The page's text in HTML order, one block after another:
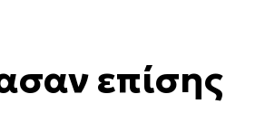
επίσης